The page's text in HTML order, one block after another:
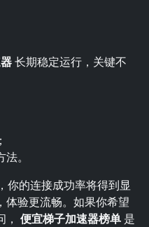
长期稳定运行，关键不
。
你的连接成功率将得到显
体验更流畅。如果你希望
便宜梯子加速器榜单 是